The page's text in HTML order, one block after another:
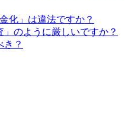
化」は違法ですか？
のように厳しいですか？
き？